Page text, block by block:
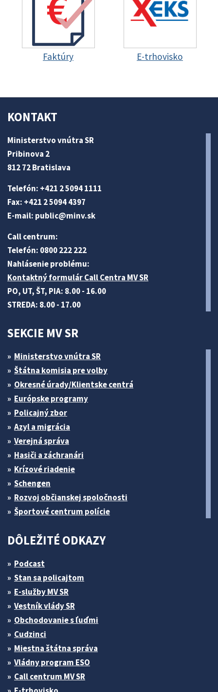
Faktúry E-trhovisko
KONTAKT
Ministerstvo vnútra SR
Pribinova 2
812 72 Bratislava
Telefón: +421 2 5094 1111
Fax: +421 2 5094 4397
E-mail: public@minv.sk
Call centrum:
Telefón: 0800 222 222
Nahlásenie problému:
Kontaktný formulár Call Centra MV SR
PO, UT, ŠT, PIA: 8.00 - 16.00
STREDA: 8.00 - 17.00
SEKCIE MV SR
Ministerstvo vnútra SR
Štátna komisia pre volby
Okresné úrady/Klientske centrá
Európske programy
Policajný zbor
Azyl a migrácia
Verejná správa
Hasiči a záchranári
Krízové riadenie
Schengen
Rozvoj občianskej spoločnosti
Športové centrum polície
DÔLEŽITÉ ODKAZY
Podcast
Stan sa policajtom
E-služby MV SR
Vestník vlády SR
Obchodovanie s ľuďmi
Cudzinci
Miestna štátna správa
Vládny program ESO
Call centrum MV SR